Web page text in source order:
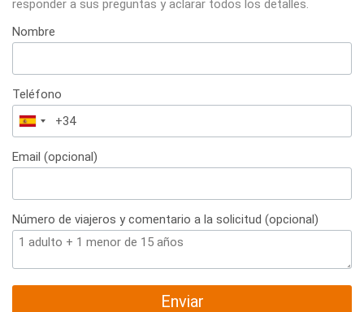
responder a sus preguntas y aclarar todos los detalles.
Nombre
Teléfono
España
+34
Email (opcional)
Número de viajeros y comentario a la solicitud (opcional)
Enviar